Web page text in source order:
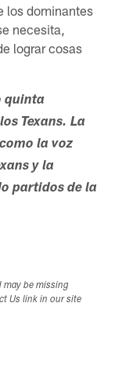
los dominantes
necesita,
lograr cosas
quinta
Texans. La
la voz
y la
partidos de la
may be missing
Us link in our site